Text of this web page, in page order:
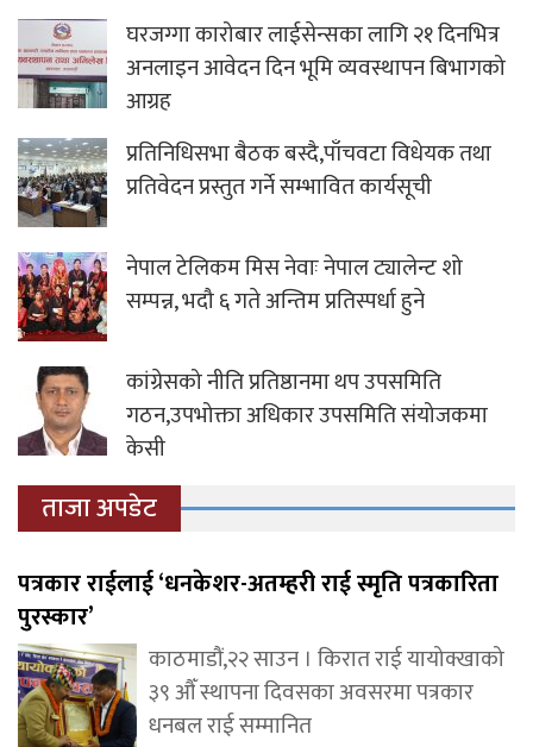
घरजग्गा कारोबार लाईसेन्सका लागि २१ दिनभित्र
अनलाइन आवेदन दिन भूमि व्यवस्थापन बिभागको
आग्रह
प्रतिनिधिसभा बैठक बस्दै,पाँचवटा विधेयक तथा
प्रतिवेदन प्रस्तुत गर्ने सम्भावित कार्यसूची
नेपाल टेलिकम मिस नेवाः नेपाल ट्यालेन्ट शो
सम्पन्न, भदौ ६ गते अन्तिम प्रतिस्पर्धा हुने
कांग्रेसको नीति प्रतिष्ठानमा थप उपसमिति
गठन,उपभोक्ता अधिकार उपसमिति संयोजकमा
केसी
ताजा अपडेट
पत्रकार राईलाई ‘धनकेशर-अतम्हरी राई स्मृति पत्रकारिता
पुरस्कार’
काठमाडौं,२२ साउन । किरात राई यायोक्खाको
३९ औँ स्थापना दिवसका अवसरमा पत्रकार
धनबल राई सम्मानित